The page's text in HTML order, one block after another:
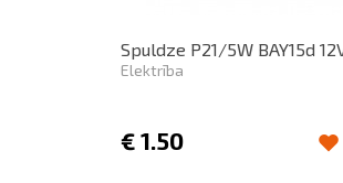
Spuldze P21/5W BAY15d
Elektrība
€ 1.50